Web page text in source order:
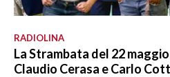
RADIOLINA
La Strambata del 22
Claudio Cerasa e Carlo